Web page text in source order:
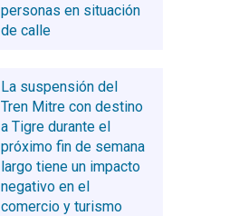
personas en situación
de calle
La suspensión del
Tren Mitre con destino
a Tigre durante el
próximo fin de semana
largo tiene un impacto
negativo en el
comercio y turismo